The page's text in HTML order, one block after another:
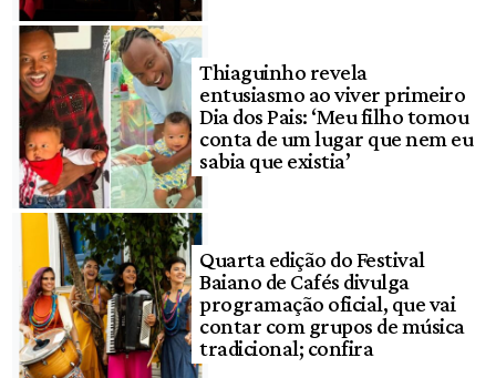
Thiaguinho revela
entusiasmo ao viver primeiro
Dia dos Pais: ‘Meu filho tomou
conta de um lugar que nem eu
sabia que existia’
Quarta edição do Festival
Baiano de Cafés divulga
programação oficial, que vai
contar com grupos de música
tradicional; confira